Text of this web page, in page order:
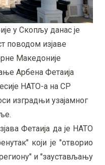
у Скопљу данас је
поводом изјаве
Македоније
Арбена Фетаија
НАТО-а на СР
изградњи узајамног
Фетаија да је НАТО
који је "отворио
и "заустављању